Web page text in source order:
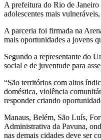
A prefeitura do Rio de
adolescentes mais
A parceria foi firmada na
mais oportunidades a jovens
Segundo a representante do
social e de juventude para
“São territórios com altos
doméstica, violência
responder criando
Manaus, Belém, São Luís,
Administrativa da Pavuna,
nas demais cidades deve ser